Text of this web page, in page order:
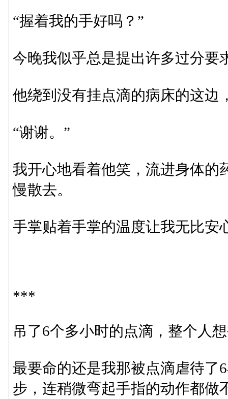
“握着我的手好吗？”
今晚我似乎总是提出许多过分要
他绕到没有挂点滴的病床的这边
“谢谢。”
我开心地看着他笑，流进身体的
慢散去。
手掌贴着手掌的温度让我无比安
***
吊了6个多小时的点滴，整个人
最要命的还是我那被点滴虐待了
步，连稍微弯起手指的动作都做